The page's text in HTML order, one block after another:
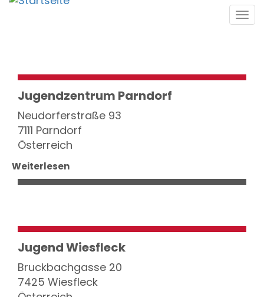
Direkt
Jugendzentrum Parndorf
Neudorferstraße 93
7111 Parndorf
Österreich
Weiterlesen
Jugend Wiesfleck
Bruckbachgasse 20
7425 Wiesfleck